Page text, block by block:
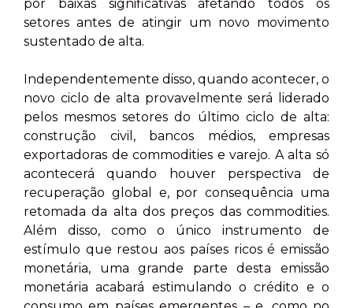
por baixas significativas afetando todos os
setores antes de atingir um novo movimento
sustentado de alta.
Independentemente disso, quando acontecer, o
novo ciclo de alta provavelmente será liderado
pelos mesmos setores do último ciclo de alta:
construção civil, bancos médios, empresas
exportadoras de commodities e varejo. A alta só
acontecerá quando houver perspectiva de
recuperação global e, por consequência uma
retomada da alta dos preços das commodities.
Além disso, como o único instrumento de
estímulo que restou aos países ricos é emissão
monetária, uma grande parte desta emissão
monetária acabará estimulando o crédito e o